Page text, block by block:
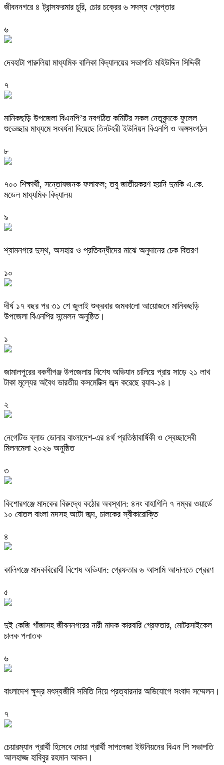
জীবননগরে ৪ ট্রান্সফরমার চুরি, চোর চক্রের ৬ সদস্য গ্রেপ্তার
৬
দেবহাটা পারুলিয়া মাধ্যমিক বালিকা বিদ্যালয়ের সভাপতি মহিউদ্দিন সিদ্দিকী
৭
মানিকছড়ি উপজেলা বিএনপি’র নবগঠিত কমিটির সকল নেতৃবৃন্দকে ফুলেল
শুভেচ্ছার মাধ্যমে সংবর্ধনা দিয়েছে তিনটহরী ইউনিয়ন বিএনপি ও অঙ্গসংগঠন
৮
৭০০ শিক্ষার্থী, সন্তোষজনক ফলাফল; তবু জাতীয়করণ হয়নি দুমকি এ.কে.
মডেল মাধ্যমিক বিদ্যালয় ‎
৯
শ্যামনগরে দুস্থ, অসহায় ও প্রতিবন্ধীদের মাঝে অনুদানের চেক বিতরণ
১০
দীর্ঘ ১৭ বছর পর ৩১ শে জুলাই শুক্রবার জমকালো আয়োজনে মানিকছড়ি
উপজেলা বিএনপির সন্মেলন অনুষ্ঠিত।
১
জামালপুরের বকশীগঞ্জ উপজেলায় বিশেষ অভিযান চালিয়ে প্রায় সাড়ে ২১ লাখ
টাকা মূল্যের অবৈধ ভারতীয় কসমেটিক্স জব্দ করেছে র‌্যাব-১৪।
২
নেগেটিভ ব্লাড ডোনার বাংলাদেশ-এর ৪র্থ প্রতিষ্ঠাবার্ষিকী ও স্বেচ্ছাসেবী
মিলনমেলা ২০২৬ অনুষ্ঠিত
৩
কিশোরগঞ্জে মাদকের বিরুদ্ধে কঠোর অবস্থান: ৪নং বাহাগিলি ৭ নম্বর ওয়ার্ডে
১০ বোতল বাংলা মদসহ অটো জব্দ, চালকের স্বীকারোক্তি
৪
কালিগঞ্জে মাদকবিরোধী বিশেষ অভিযান: গ্রেফতার ৬ আসামি আদালতে প্রেরণ
৫
দুই কেজি গাঁজাসহ জীবননগরের নারী মাদক কারবারি গ্রেফতার, মোটরসাইকেল
চালক পলাতক
৬
বাংলাদেশ ক্ষুদ্র মৎস্যজীবি সমিতি নিয়ে প্রত্যারনার অভিযোগে সংবাদ সম্মেলন।
৭
চেয়ারম্যান প্রার্থী হিসেবে দোয়া প্রার্থী সাপলেজা ইউনিয়নের বিএন পি সভাপতি
আলহাজ্জ হাবিবুর রহমান আকন।